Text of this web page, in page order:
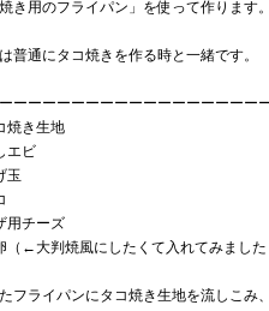
焼き用のフライパン」を使って作ります。
普通にタコ焼きを作る時と一緒です。
ーーーーーーーーーーーーーーーーー
焼き生地
エビ
玉
用チーズ
（←大判焼風にしたくて入れてみました
フライパンにタコ焼き生地を流しこみ、